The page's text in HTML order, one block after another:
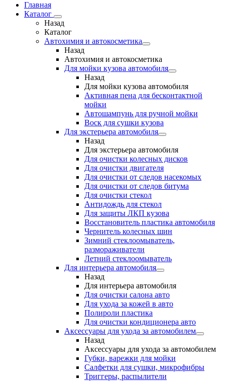
Главная
Каталог
Назад
Каталог
Автохимия и автокосметика
Назад
Автохимия и автокосметика
Для мойки кузова автомобиля
Назад
Для мойки кузова автомобиля
Активная пена для бесконтактной
мойки
Автошампунь для ручной мойки
Воск для сушки кузова
Для экстерьера автомобиля
Назад
Для экстерьера автомобиля
Для очистки колесных дисков
Для очистки двигателя
Для очистки от следов насекомых
Для очистки от следов битума
Для очистки стекол
Антидождь для стекол
Для защиты ЛКП кузова
Восстановитель пластика автомобиля
Чернитель колесных шин
Зимний стеклоомыватель,
размораживатели
Летний стеклоомыватель
Для интерьера автомобиля
Назад
Для интерьера автомобиля
Для очистки салона авто
Для ухода за кожей в авто
Полироли пластика
Для очистки кондиционера авто
Аксессуары для ухода за автомобилем
Назад
Аксессуары для ухода за автомобилем
Губки, варежки для мойки
Салфетки для сушки, микрофибры
Триггеры, распылители